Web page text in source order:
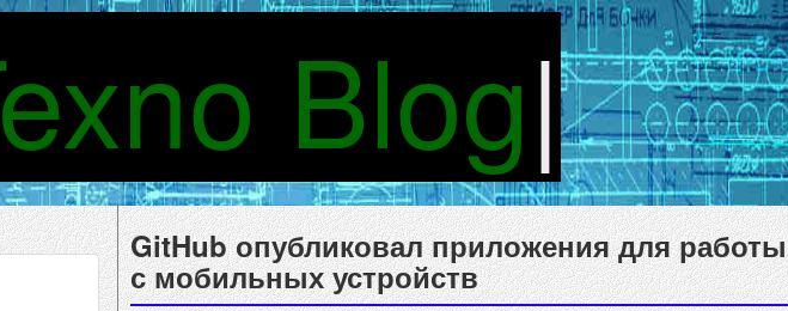
Blog|
GitHub опубликовал приложения для работы
с мобильных устройств